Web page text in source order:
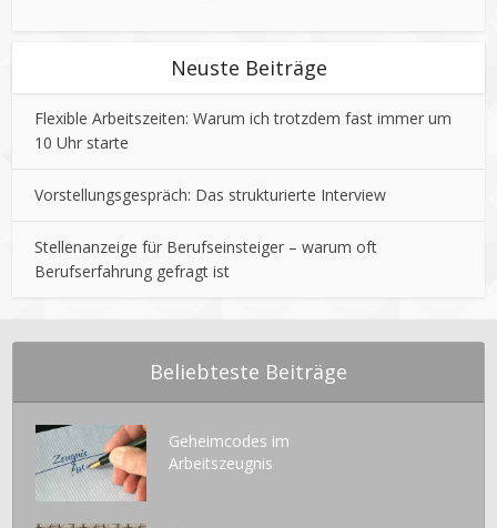
Neuste Beiträge
Flexible Arbeitszeiten: Warum ich trotzdem fast immer um
10 Uhr starte
Vorstellungsgespräch: Das strukturierte Interview
Stellenanzeige für Berufseinsteiger – warum oft
Berufserfahrung gefragt ist
Beliebteste Beiträge
Geheimcodes im
Arbeitszeugnis